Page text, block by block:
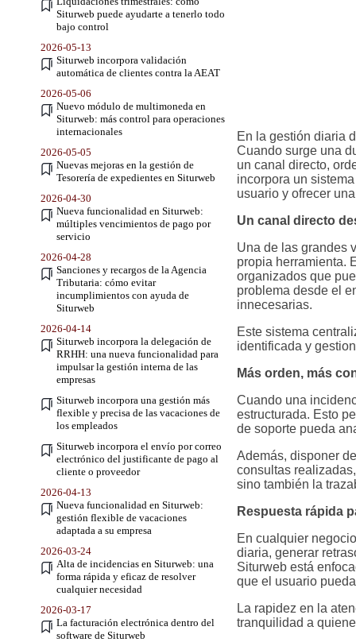
Siturweb puede ayudarte a tenerlo todo
bajo control
2026-05-13
Siturweb incorpora validación
automática de clientes contra la AEAT
2026-05-06
Nuevo módulo de multimoneda en
Siturweb: más control para operaciones
internacionales
2026-05-05
Nuevas mejoras en la gestión de
Tesorería de expedientes en Siturweb
2026-04-30
Nueva funcionalidad en Siturweb:
múltiples vencimientos de pago por
servicio
2026-04-28
Sanciones y recargos de la Agencia
Tributaria: cómo evitar
incumplimientos con ayuda de
Siturweb
2026-04-14
Siturweb incorpora la delegación de
RRHH: una nueva funcionalidad para
impulsar la gestión interna de las
empresas
Siturweb incorpora una gestión más
flexible y precisa de las vacaciones de
los empleados
Siturweb incorpora el envío por correo
electrónico del justificante de pago al
cliente o proveedor
2026-04-13
Nueva funcionalidad en Siturweb:
gestión flexible de vacaciones
adaptada a su empresa
2026-03-24
Alta de incidencias en Siturweb: una
forma rápida y eficaz de resolver
cualquier necesidad
2026-03-17
La facturación electrónica dentro del
software de Siturweb
En la gestión diaria
Cuando surge una
un canal directo,
incorpora un
usuario y ofrecer
Un canal directo
Una de las grandes
propia herramienta.
organizados que
problema desde el
innecesarias.
Este sistema
identificada y
Más orden, más
Cuando una
estructurada. Esto
de soporte pueda
Además, disponer
consultas
sino también la
Respuesta rápida
En cualquier
diaria, generar
Siturweb está
que el usuario
La rapidez en la
tranquilidad a